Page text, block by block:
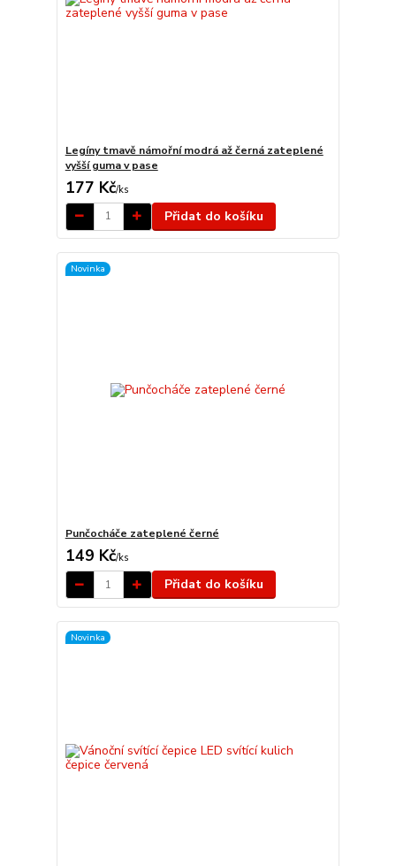
Legíny tmavě námořní modrá až černá zateplené
vyšší guma v pase
177 Kč/ks
Přidat do košíku
Novinka
Punčocháče zateplené černé
149 Kč/ks
Přidat do košíku
Novinka